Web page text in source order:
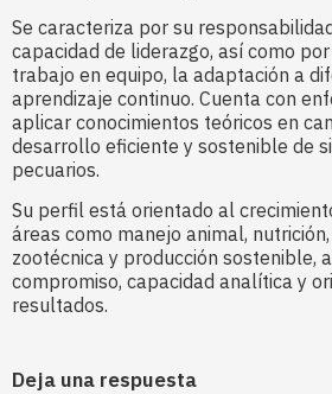
Se caracteriza por su
capacidad de liderazgo, así como
trabajo en equipo, la adaptación a
aprendizaje continuo. Cuenta con
aplicar conocimientos teóricos en
desarrollo eficiente y sostenible de
pecuarios.
Su perfil está orientado al
áreas como manejo animal,
zootécnica y producción sostenible,
compromiso, capacidad analítica y
resultados.
Deja una respuesta